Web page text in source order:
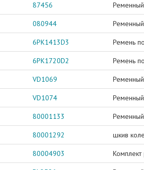
87456
080944
6PK1413D3 Ремень
6PK1720D2 Ремень
VD1069
VD1074
80001133
80001292 шкив
80004903